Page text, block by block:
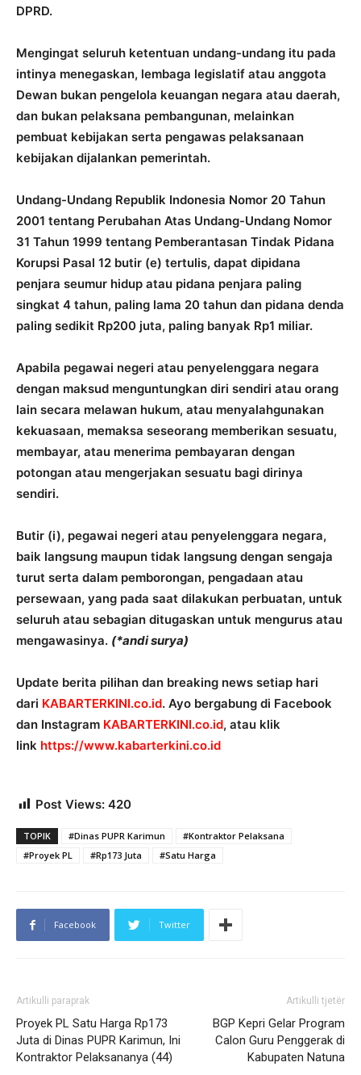
DPRD.
Mengingat seluruh ketentuan undang-undang itu pada
intinya menegaskan, lembaga legislatif atau anggota
Dewan bukan pengelola keuangan negara atau daerah,
dan bukan pelaksana pembangunan, melainkan
pembuat kebijakan serta pengawas pelaksanaan
kebijakan dijalankan pemerintah.
Undang-Undang Republik Indonesia Nomor 20 Tahun
2001 tentang Perubahan Atas Undang-Undang Nomor
31 Tahun 1999 tentang Pemberantasan Tindak Pidana
Korupsi Pasal 12 butir (e) tertulis, dapat dipidana
penjara seumur hidup atau pidana penjara paling
singkat 4 tahun, paling lama 20 tahun dan pidana denda
paling sedikit Rp200 juta, paling banyak Rp1 miliar.
Apabila pegawai negeri atau penyelenggara negara
dengan maksud menguntungkan diri sendiri atau orang
lain secara melawan hukum, atau menyalahgunakan
kekuasaan, memaksa seseorang memberikan sesuatu,
membayar, atau menerima pembayaran dengan
potongan atau mengerjakan sesuatu bagi dirinya
sendiri.
Butir (i), pegawai negeri atau penyelenggara negara,
baik langsung maupun tidak langsung dengan sengaja
turut serta dalam pemborongan, pengadaan atau
persewaan, yang pada saat dilakukan perbuatan, untuk
seluruh atau sebagian ditugaskan untuk mengurus atau
mengawasinya. (*andi surya)
Update berita pilihan dan breaking news setiap hari
dari KABARTERKINI.co.id. Ayo bergabung di Facebook
dan Instagram KABARTERKINI.co.id, atau klik
link https://www.kabarterkini.co.id
Post Views: 420
TOPIK #Dinas PUPR Karimun
#Kontraktor Pelaksana
#Proyek PL
#Rp173 Juta #Satu Harga
Facebook Twitter
Artikulli paraprak
Proyek PL Satu Harga Rp173
Juta di Dinas PUPR Karimun, Ini
Kontraktor Pelaksananya (44)
Artikulli tjetër
BGP Kepri Gelar Program
Calon Guru Penggerak di
Kabupaten Natuna